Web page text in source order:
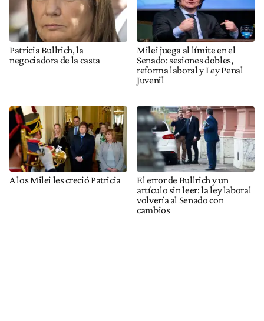
Patricia Bullrich, la
negociadora de la casta
Milei juega al límite en el
Senado: sesiones dobles,
reforma laboral y Ley Penal
Juvenil
A los Milei les creció Patricia
El error de Bullrich y un
artículo sin leer: la ley laboral
volvería al Senado con
cambios